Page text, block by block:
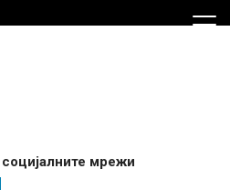
за
мрежи